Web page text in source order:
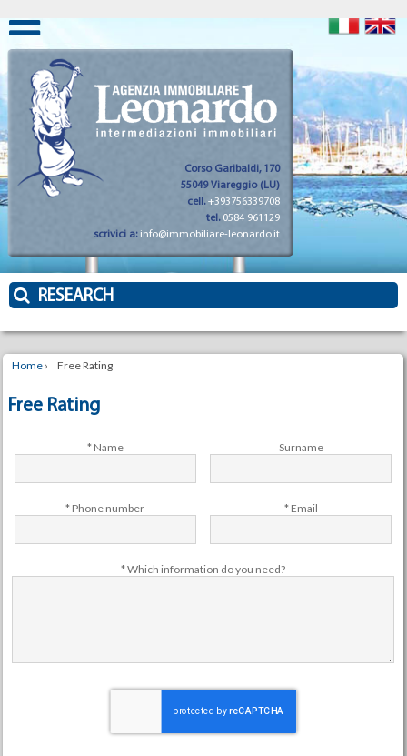
Corso Garibaldi, 170
55049 Viareggio (LU)
cell.+393756339708
tel. 0584 961129
scrivici a: info@immobiliare-leonardo.it
RESEARCH
Home › Free Rating
Free Rating
* Name Surname
* Phone number * Email
* Which information do you need?